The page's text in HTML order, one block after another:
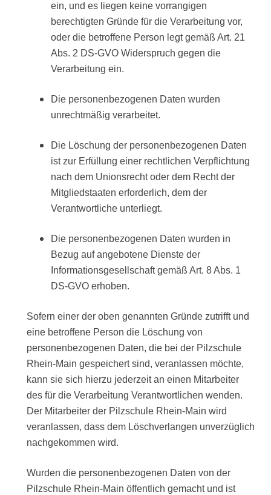
ein, und es liegen keine vorrangigen
berechtigten Gründe für die Verarbeitung vor,
oder die betroffene Person legt gemäß Art. 21
Abs. 2 DS-GVO Widerspruch gegen die
Verarbeitung ein.
Die personenbezogenen Daten wurden
unrechtmäßig verarbeitet.
Die Löschung der personenbezogenen Daten
ist zur Erfüllung einer rechtlichen Verpflichtung
nach dem Unionsrecht oder dem Recht der
Mitgliedstaaten erforderlich, dem der
Verantwortliche unterliegt.
Die personenbezogenen Daten wurden in
Bezug auf angebotene Dienste der
Informationsgesellschaft gemäß Art. 8 Abs. 1
DS-GVO erhoben.
Sofern einer der oben genannten Gründe zutrifft und
eine betroffene Person die Löschung von
personenbezogenen Daten, die bei der Pilzschule
Rhein-Main gespeichert sind, veranlassen möchte,
kann sie sich hierzu jederzeit an einen Mitarbeiter
des für die Verarbeitung Verantwortlichen wenden.
Der Mitarbeiter der Pilzschule Rhein-Main wird
veranlassen, dass dem Löschverlangen unverzüglich
nachgekommen wird.
Wurden die personenbezogenen Daten von der
Pilzschule Rhein-Main öffentlich gemacht und ist